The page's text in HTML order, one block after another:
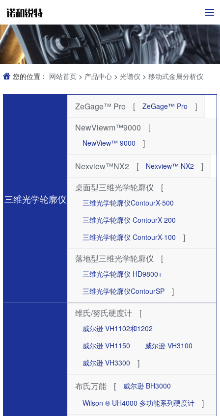
您的位置： 网站首页 > 产品中心 > 光谱仪 > 移动式金属分析仪
三维光学轮廓仪
ZeGage™ Pro [ ZeGage™ Pro
]
NewViewm™9000
[
NewView™ 9000 ]
Nexview™NX2 [ Nexview™ NX2
]
桌面型三维光学轮廓仪
[
三维光学轮廓仪ContourX-500
三维光学轮廓仪 ContourX-200
三维光学轮廓仪 ContourX-100
]
落地型三维光学轮廓仪
[
三维光学轮廓仪 HD9800+
三维光学轮廓仪ContourSP
]
维氏/努氏硬度计 [
威尔逊 VH1102和1202
威尔逊 VH1150
威尔逊 VH3100
威尔逊 VH3300
]
布氏万能 [
威尔逊 BH3000
Wilson ® UH4000 多功能系列硬度计
]